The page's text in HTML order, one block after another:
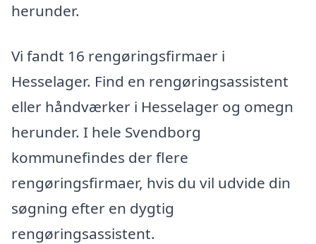
herunder.
Vi fandt 16 rengøringsfirmaer i
Hesselager. Find en rengøringsassistent
eller håndværker i Hesselager og omegn
herunder. I hele Svendborg
kommunefindes der flere
rengøringsfirmaer, hvis du vil udvide din
søgning efter en dygtig
rengøringsassistent.